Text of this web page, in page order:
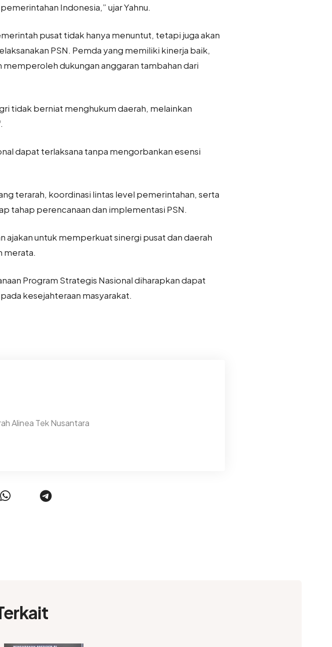
Indonesia,” ujar Yahnu.
pusat tidak hanya menuntut, tetapi juga akan
PSN. Pemda yang memiliki kinerja baik,
memperoleh dukungan anggaran tambahan dari
tidak berniat menghukum daerah, melainkan
dapat terlaksana tanpa mengorbankan esensi
terarah, koordinasi lintas level pemerintahan, serta
tahap perencanaan dan implementasi PSN.
ajakan untuk memperkuat sinergi pusat dan daerah
merata.
Program Strategis Nasional diharapkan dapat
kesejahteraan masyarakat.
Alinea Tek Nusantara